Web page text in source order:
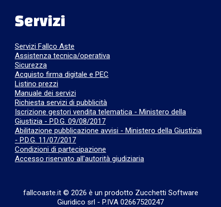
Servizi
Servizi Fallco Aste
Assistenza tecnica/operativa
Sicurezza
Acquisto firma digitale e PEC
Listino prezzi
Manuale dei servizi
Richiesta servizi di pubblicità
Iscrizione gestori vendita telematica - Ministero della
Giustizia - P.D.G. 09/08/2017
Abilitazione pubblicazione avvisi - Ministero della Giustizia
- P.D.G. 11/07/2017
Condizioni di partecipazione
Accesso riservato all'autorità giudiziaria
fallcoaste.it © 2026 è un prodotto Zucchetti Software
Giuridico srl - P.IVA 02667520247